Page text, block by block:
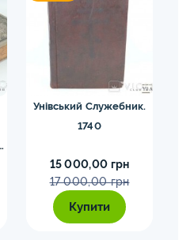
Унівський Служебник.
1740
15 000,00 грн
17 000,00 грн
Купити